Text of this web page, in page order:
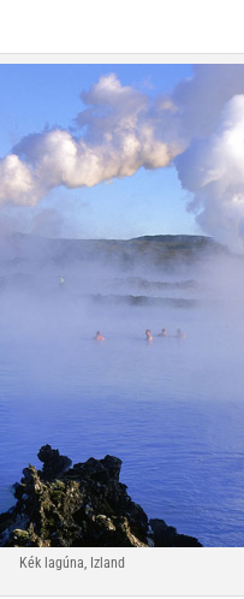
Kék lagúna, Izland